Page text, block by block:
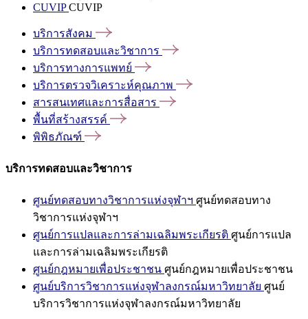
CUVIPCUVIP
บริการสังคม
บริการทดสอบและวิชาการ
บริการทางการแพทย์
บริการตรวจวิเคราะห์คุณภาพ
สารสนเทศและการสื่อสาร
พื้นที่สร้างสรรค์
พิพิธภัณฑ์
บริการทดสอบและวิชาการ
ศูนย์ทดสอบทางวิชาการแห่งจุฬาฯ ศูนย์ทดสอบทาง
วิชาการแห่งจุฬาฯ
ศูนย์การแปลและการล่ามเฉลิมพระเกียรติ ศูนย์การแปล
และการล่ามเฉลิมพระเกียรติ
ศูนย์กฎหมายเพื่อประชาชน ศูนย์กฎหมายเพื่อประชาชน
ศูนย์บริการวิชาการแห่งจุฬาลงกรณ์มหาวิทยาลัย ศูนย์
บริการวิชาการแห่งจุฬาลงกรณ์มหาวิทยาลัย